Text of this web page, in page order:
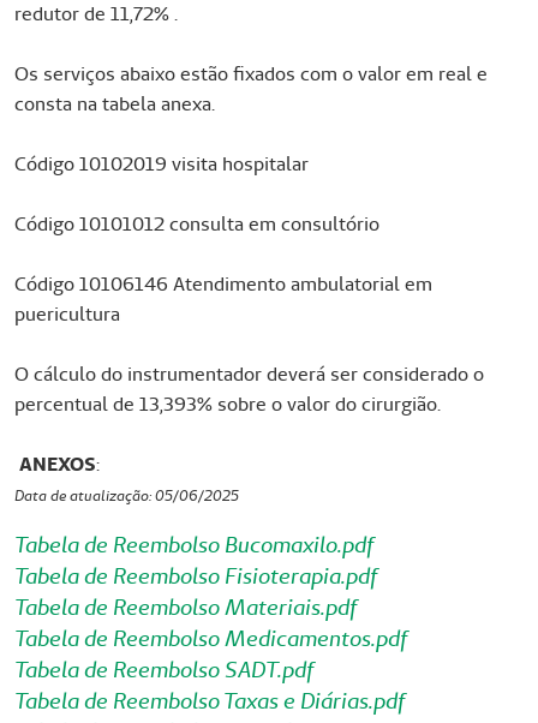
redutor de 11,72% .
Os serviços abaixo estão fixados com o valor em real e
consta na tabela anexa.
Código 10102019 visita hospitalar
Código 10101012 consulta em consultório
Código 10106146 Atendimento ambulatorial em
puericultura
O cálculo do instrumentador deverá ser considerado o
percentual de 13,393% sobre o valor do cirurgião.
ANEXOS:
Data de atualização: 05/06/2025
Tabela de Reembolso Bucomaxilo.pdf
Tabela de Reembolso Fisioterapia.pdf
Tabela de Reembolso Materiais.pdf
Tabela de Reembolso Medicamentos.pdf
Tabela de Reembolso SADT.pdf
Tabela de Reembolso Taxas e Diárias.pdf